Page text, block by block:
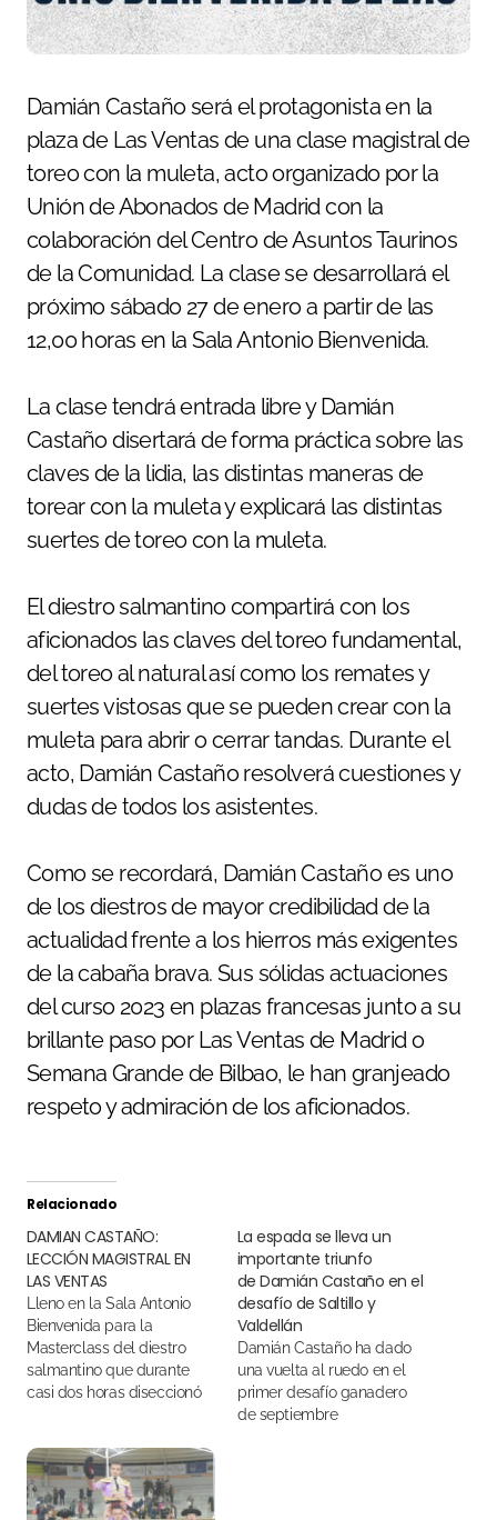
Damián Castaño será el protagonista en la
plaza de Las Ventas de una clase magistral de
toreo con la muleta, acto organizado por la
Unión de Abonados de Madrid con la
colaboración del Centro de Asuntos Taurinos
de la Comunidad. La clase se desarrollará el
próximo sábado 27 de enero a partir de las
12,00 horas en la Sala Antonio Bienvenida.
La clase tendrá entrada libre y Damián
Castaño disertará de forma práctica sobre las
claves de la lidia, las distintas maneras de
torear con la muleta y explicará las distintas
suertes de toreo con la muleta.
El diestro salmantino compartirá con los
aficionados las claves del toreo fundamental,
del toreo al natural así como los remates y
suertes vistosas que se pueden crear con la
muleta para abrir o cerrar tandas. Durante el
acto, Damián Castaño resolverá cuestiones y
dudas de todos los asistentes.
Como se recordará, Damián Castaño es uno
de los diestros de mayor credibilidad de la
actualidad frente a los hierros más exigentes
de la cabaña brava. Sus sólidas actuaciones
del curso 2023 en plazas francesas junto a su
brillante paso por Las Ventas de Madrid o
Semana Grande de Bilbao, le han granjeado
respeto y admiración de los aficionados.
Relacionado
DAMIAN CASTAÑO:
LECCIÓN MAGISTRAL EN
LAS VENTAS
Bienvenida para la
Masterclass del diestro
salmantino que durante
casi dos horas diseccionó
La espada se lleva un
importante triunfo
de Damián Castaño en el
desafío de Saltillo y
Valdellán
Damián Castaño ha dado
una vuelta al ruedo en el
primer desafío ganadero
de septiembre